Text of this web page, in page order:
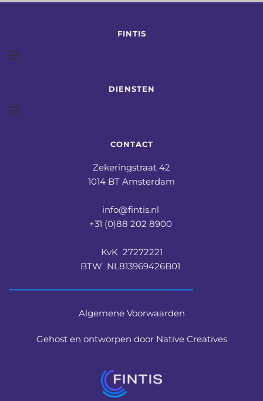
FINTIS
DIENSTEN
CONTACT
Zekeringstraat 42
1014 BT Amsterdam
info@fintis.nl
+31 (0)88 202 8900
KvK  27272221
BTW  NL813969426B01
Algemene Voorwaarden
Gehost en ontworpen door Native Creatives